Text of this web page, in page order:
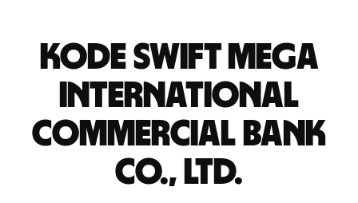
Kode Swift MEGA
INTERNATIONAL
COMMERCIAL BANK
CO., LTD.